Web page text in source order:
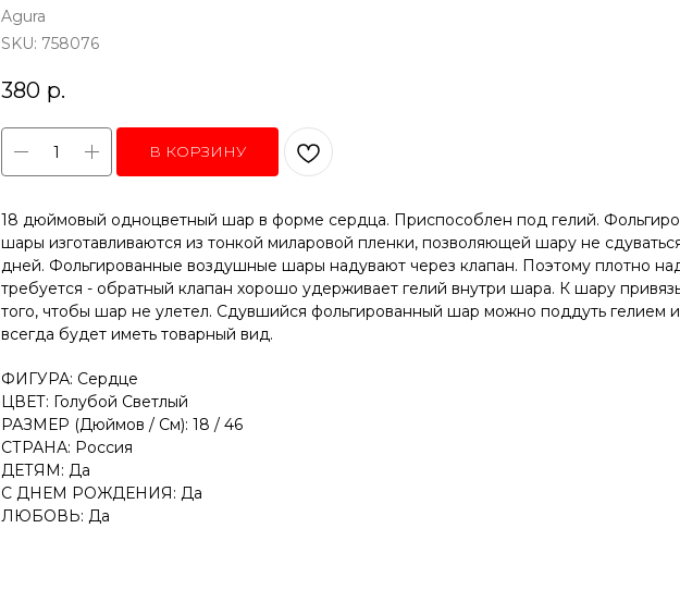
Agura
SKU: 758076
380 р.
В КОРЗИНУ
18 дюймовый одноцветный шар в форме сердца. Приспособлен под гелий.
шары изготавливаются из тонкой миларовой пленки, позволяющей шару не
дней. Фольгированные воздушные шары надувают через клапан. Поэтому плотно
требуется - обратный клапан хорошо удерживает гелий внутри шара. К шару
того, чтобы шар не улетел. Сдувшийся фольгированный шар можно поддуть гелием
всегда будет иметь товарный вид.
ФИГУРА: Сердце
ЦВЕТ: Голубой Светлый
РАЗМЕР (Дюймов / См): 18 / 46
СТРАНА: Россия
ДЕТЯМ: Да
С ДНЕМ РОЖДЕНИЯ: Да
ЛЮБОВЬ: Да